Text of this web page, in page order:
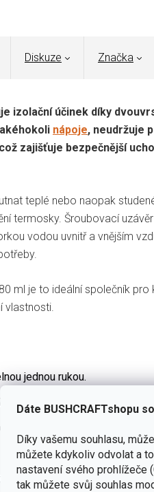
Dáte BUSHCRAFTshopu
Díky vašemu souhlasu,
můžete kdykoliv odvolat a
nastavení svého prohlížeče
tak můžete svůj souhlas
Diskuze Značka
izolační účinek díky
nápoje, neudržuje
zajišťuje bezpečnější
teplé nebo naopak
termosky. Šroubovací
vodou uvnitř a vnějším
ml je to ideální společník
vlastnosti.
jednou rukou.
kelímků.
šťávu, kávu atd.
atestem bez